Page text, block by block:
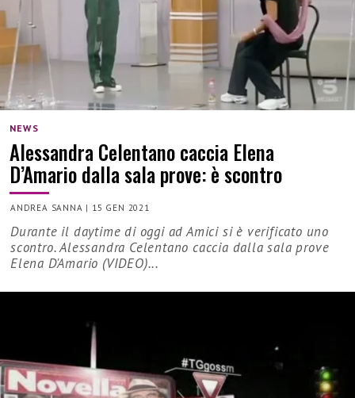
NEWS
Alessandra Celentano caccia Elena
D’Amario dalla sala prove: è scontro
ANDREA SANNA | 15 GEN 2021
Durante il daytime di oggi ad Amici si è verificato uno
scontro. Alessandra Celentano caccia dalla sala prove
Elena D'Amario (VIDEO)...